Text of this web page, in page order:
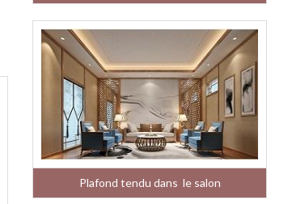
Plafond tendu dans le salon